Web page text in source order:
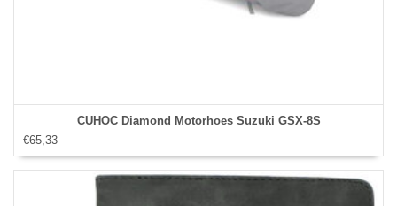
CUHOC Diamond Motorhoes Suzuki GSX-8S
€65,33